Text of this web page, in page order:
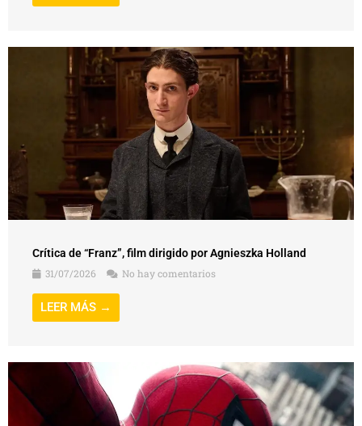
Crítica de “Franz”, film dirigido por Agnieszka Holland
31/07/2026
No hay comentarios
LEER MÁS →